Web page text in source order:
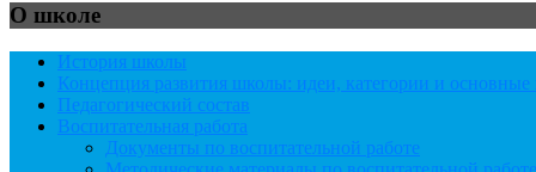
О школе
История школы
Концепция развития школы: идеи, категории и
Педагогический состав
Воспитательная работа
Документы по воспитательной работе